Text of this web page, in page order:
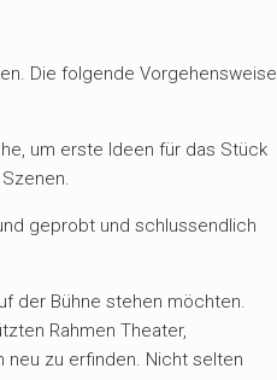
Die folgende Vorgehensweise
um erste Ideen für das Stück
geprobt und schlussendlich
der Bühne stehen möchten.
Rahmen Theater,
neu zu erfinden. Nicht selten